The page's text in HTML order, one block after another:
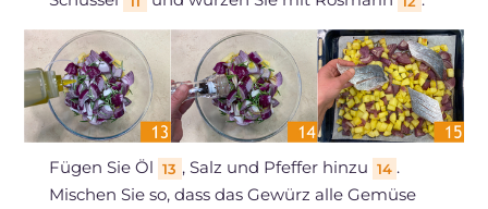
Fügen Sie Öl 13 , Salz und Pfeffer hinzu 14 .
Mischen Sie so, dass das Gewürz alle Gemüse